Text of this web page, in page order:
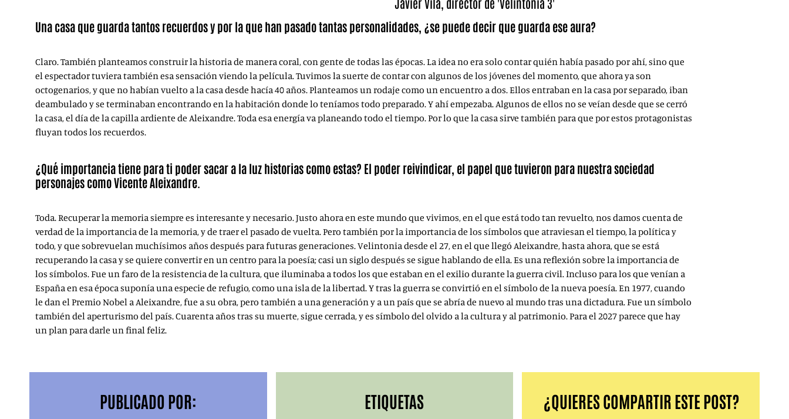
Una casa que guarda tantos recuerdos y por la que han pasado tantas personalidades, ¿se puede decir que guarda ese aura?
Claro. También planteamos construir la historia de manera coral, con gente de todas las épocas. La idea no era solo contar quién había pasado por ahí, sino que
el espectador tuviera también esa sensación viendo la película. Tuvimos la suerte de contar con algunos de los jóvenes del momento, que ahora ya son
octogenarios, y que no habían vuelto a la casa desde hacía 40 años. Planteamos un rodaje como un encuentro a dos. Ellos entraban en la casa por separado, iban
deambulado y se terminaban encontrando en la habitación donde lo teníamos todo preparado. Y ahí empezaba. Algunos de ellos no se veían desde que se cerró
la casa, el día de la capilla ardiente de Aleixandre. Toda esa energía va planeando todo el tiempo. Por lo que la casa sirve también para que por estos protagonistas
fluyan todos los recuerdos.
¿Qué importancia tiene para ti poder sacar a la luz historias como estas? El poder reivindicar, el papel que tuvieron para nuestra sociedad
personajes como Vicente Aleixandre.
Toda. Recuperar la memoria siempre es interesante y necesario. Justo ahora en este mundo que vivimos, en el que está todo tan revuelto, nos damos cuenta de
verdad de la importancia de la memoria, y de traer el pasado de vuelta. Pero también por la importancia de los símbolos que atraviesan el tiempo, la política y
todo, y que sobrevuelan muchísimos años después para futuras generaciones. Velintonia desde el 27, en el que llegó Aleixandre, hasta ahora, que se está
recuperando la casa y se quiere convertir en un centro para la poesía; casi un siglo después se sigue hablando de ella. Es una reflexión sobre la importancia de
los símbolos. Fue un faro de la resistencia de la cultura, que iluminaba a todos los que estaban en el exilio durante la guerra civil. Incluso para los que venían a
España en esa época suponía una especie de refugio, como una isla de la libertad. Y tras la guerra se convirtió en el símbolo de la nueva poesía. En 1977, cuando
le dan el Premio Nobel a Aleixandre, fue a su obra, pero también a una generación y a un país que se abría de nuevo al mundo tras una dictadura. Fue un símbolo
también del aperturismo del país. Cuarenta años tras su muerte, sigue cerrada, y es símbolo del olvido a la cultura y al patrimonio. Para el 2027 parece que hay
un plan para darle un final feliz.
PUBLICADO POR: ETIQUETAS ¿QUIERES COMPARTIR ESTE POST?